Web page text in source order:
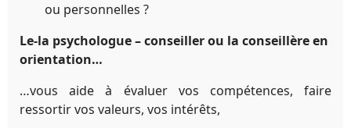
ou personnelles ?
Le-la psychologue – conseiller ou la conseillère en
orientation…
…vous aide à évaluer vos compétences, faire
ressortir vos valeurs, vos intérêts,